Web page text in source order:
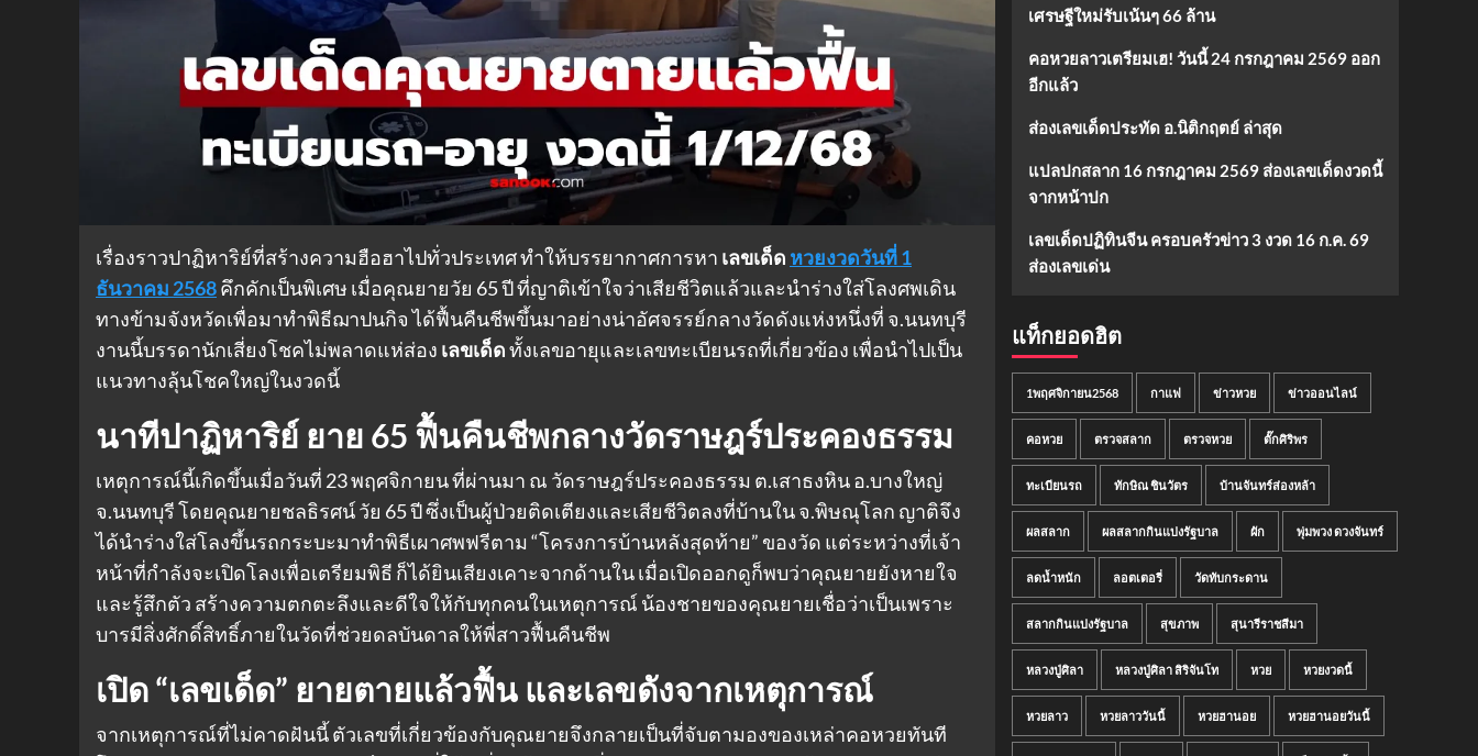
เรื่องราวปาฏิหาริย์ที่สร้างความฮือฮาไปทั่วประเทศ ทำให้บรรยากาศการหา เลขเด็ด หวยงวดวันที่ 1
ธันวาคม 2568คึกคักเป็นพิเศษ เมื่อคุณยายวัย 65 ปี ที่ญาติเข้าใจว่าเสียชีวิตแล้วและนำร่างใส่โลงศพเดิน
ทางข้ามจังหวัดเพื่อมาทำพิธีฌาปนกิจ ได้ฟื้นคืนชีพขึ้นมาอย่างน่าอัศจรรย์กลางวัดดังแห่งหนึ่งที่ จ.นนทบุรี
งานนี้บรรดานักเสี่ยงโชคไม่พลาดแห่ส่อง เลขเด็ดทั้งเลขอายุและเลขทะเบียนรถที่เกี่ยวข้อง เพื่อนำไปเป็น
แนวทางลุ้นโชคใหญ่ในงวดนี้
นาทีปาฏิหาริย์ ยาย 65 ฟื้นคืนชีพกลางวัดราษฎร์ประคองธรรม
เหตุการณ์นี้เกิดขึ้นเมื่อวันที่ 23 พฤศจิกายน ที่ผ่านมา ณ วัดราษฎร์ประคองธรรม ต.เสาธงหิน อ.บางใหญ่
จ.นนทบุรี โดยคุณยายชลธิรศน์ วัย 65 ปี ซึ่งเป็นผู้ป่วยติดเตียงและเสียชีวิตลงที่บ้านใน จ.พิษณุโลก ญาติจึง
ได้นำร่างใส่โลงขึ้นรถกระบะมาทำพิธีเผาศพฟรีตาม “โครงการบ้านหลังสุดท้าย” ของวัด แต่ระหว่างที่เจ้า
หน้าที่กำลังจะเปิดโลงเพื่อเตรียมพิธี ก็ได้ยินเสียงเคาะจากด้านใน เมื่อเปิดออกดูก็พบว่าคุณยายยังหายใจ
และรู้สึกตัว สร้างความตกตะลึงและดีใจให้กับทุกคนในเหตุการณ์ น้องชายของคุณยายเชื่อว่าเป็นเพราะ
บารมีสิ่งศักดิ์สิทธิ์ภายในวัดที่ช่วยดลบันดาลให้พี่สาวฟื้นคืนชีพ
เปิด “เลขเด็ด” ยายตายแล้วฟื้น และเลขดังจากเหตุการณ์
จากเหตุการณ์ที่ไม่คาดฝันนี้ ตัวเลขที่เกี่ยวข้องกับคุณยายจึงกลายเป็นที่จับตามองของเหล่าคอหวยทันที
เศรษฐีใหม่รับเน้นๆ 66 ล้าน
คอหวยลาวเตรียมเฮ! วันนี้ 24 กรกฎาคม 2569 ออก
อีกแล้ว
ส่องเลขเด็ดประทัด อ.นิติกฤตย์ ล่าสุด
แปลปกสลาก 16 กรกฎาคม 2569 ส่องเลขเด็ดงวดนี้
จากหน้าปก
เลขเด็ดปฏิทินจีน ครอบครัวข่าว 3 งวด 16 ก.ค. 69
ส่องเลขเด่น
แท็กยอดฮิต
1พฤศจิกายน2568 กาแฟ ข่าวหวย ข่าวออนไลน์
คอหวย ตรวจสลาก ตรวจหวย ตั๊กศิริพร
ทะเบียนรถ ทักษิณ ชินวัตร บ้านจันทร์ส่องหล้า
ผลสลาก ผลสลากกินแบ่งรัฐบาล ผัก พุ่มพวง ดวงจันทร์
ลดน้ำหนัก ลอตเตอรี่ วัดทับกระดาน
สลากกินแบ่งรัฐบาล สุขภาพ สุนารีราชสีมา
หลวงปู่ศิลา หลวงปู่ศิลา สิริจันโท หวย หวยงวดนี้
หวยลาว หวยลาววันนี้ หวยฮานอย หวยฮานอยวันนี้